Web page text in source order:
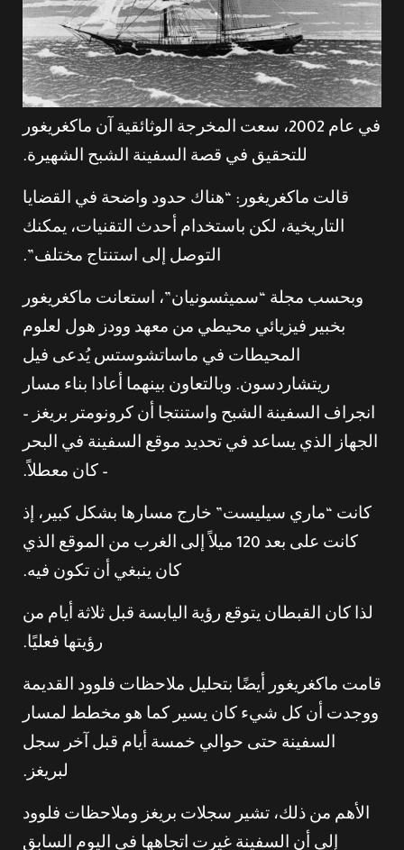
في عام 2002، سعت المخرجة الوثائقية آن ماكغريغور
للتحقيق في قصة السفينة الشبح الشهيرة.
قالت ماكغريغور: “هناك حدود واضحة في القضايا
التاريخية، لكن باستخدام أحدث التقنيات، يمكنك
التوصل إلى استنتاج مختلف”.
وبحسب مجلة “سميثسونيان”، استعانت ماكغريغور
بخبير فيزيائي محيطي من معهد وودز هول لعلوم
المحيطات في ماساتشوستس يُدعى فيل
ريتشاردسون. وبالتعاون بينهما أعادا بناء مسار
انجراف السفينة الشبح واستنتجا أن كرونومتر بريغز –
الجهاز الذي يساعد في تحديد موقع السفينة في البحر
– كان معطلاً.
كانت “ماري سيليست” خارج مسارها بشكل كبير، إذ
كانت على بعد 120 ميلاً إلى الغرب من الموقع الذي
كان ينبغي أن تكون فيه.
لذا كان القبطان يتوقع رؤية اليابسة قبل ثلاثة أيام من
رؤيتها فعليًا.
قامت ماكغريغور أيضًا بتحليل ملاحظات فلوود القديمة
ووجدت أن كل شيء كان يسير كما هو مخطط لمسار
السفينة حتى حوالي خمسة أيام قبل آخر سجل
لبريغز.
الأهم من ذلك، تشير سجلات بريغز وملاحظات فلوود
إلى أن السفينة غيرت اتجاهها في اليوم السابق